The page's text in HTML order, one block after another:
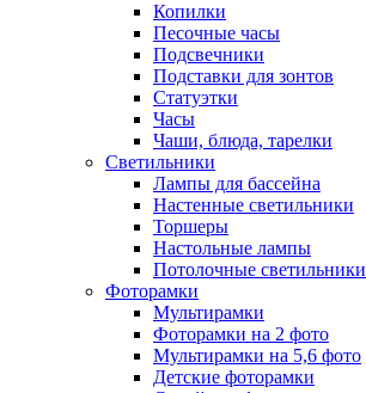
Копилки
Песочные часы
Подсвечники
Подставки для зонтов
Статуэтки
Часы
Чаши, блюда, тарелки
Светильники
Лампы для бассейна
Настенные светильники
Торшеры
Настольные лампы
Потолочные светильники
Фоторамки
Мультирамки
Фоторамки на 2 фото
Мультирамки на 5,6 фото
Детские фоторамки